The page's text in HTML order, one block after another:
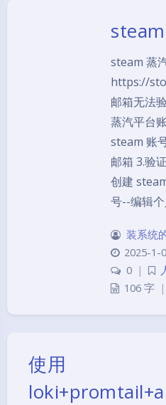
steam 蒸
https://
邮箱无法
蒸汽平台
steam 账
邮箱 3.验
创建
号--编辑
装系统
2025-1-
0 |
106 字 |
使用